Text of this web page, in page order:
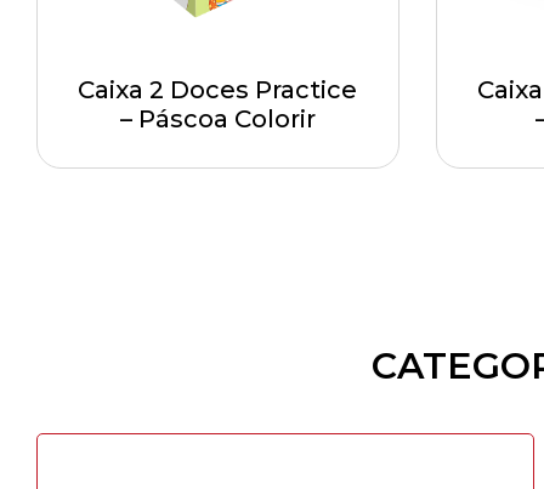
Caixa 2 Doces Practice
– Páscoa Colorir